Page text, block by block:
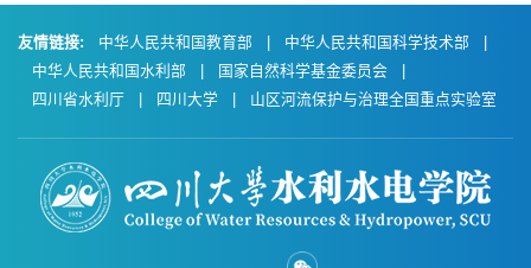
友情链接: 中华人民共和国教育部 中华人民共和国科学技术部
中华人民共和国水利部
国家自然科学基金委员会
四川省水利厅
四川大学 山区河流保护与治理全国重点实验室